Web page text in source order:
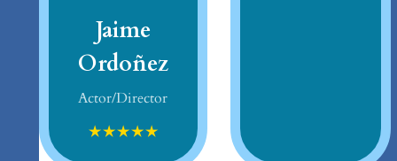
Jaime
Ordoñez
Actor/Director
★★★★★